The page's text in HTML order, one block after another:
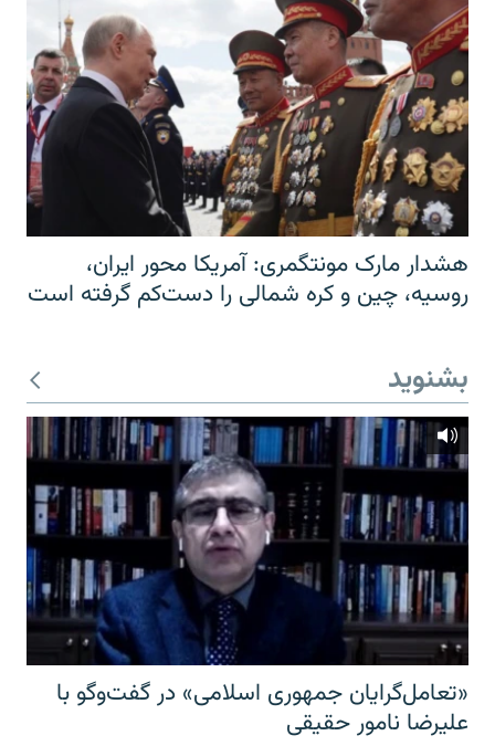
هشدار مارک مونتگمری: آمریکا محور ایران،
روسیه، چین و کره شمالی را دست‌کم گرفته است
بشنوید
«تعامل‌گرایان جمهوری اسلامی» در گفت‌وگو با
علیرضا نامور حقیقی